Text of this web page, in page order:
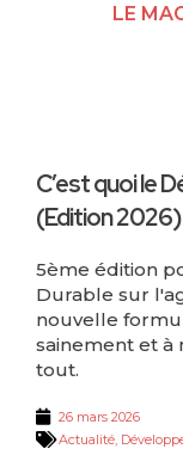
LE
C’est quoi le
(Edition 2026)
5ème édition
Durable sur
nouvelle
sainement et à
tout.
26 mars 2026
Actualité,